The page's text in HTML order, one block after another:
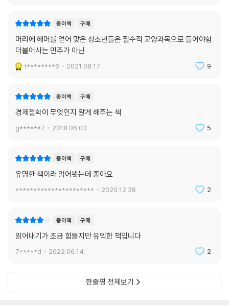
종이책 구매
머리에 해머를 얻어 맞은 청소년들은 필수적 교양과목으로 들어야함
더불어사는 민주가 아닌
t********6 2021.08.17. 9
종이책 구매
경제철학이 무엇인지 알게 해주는 책
g******7 2018.06.03. 5
종이책 구매
유명한 책이라 읽어봣는데 좋아요
********************** 2020.12.28. 2
종이책 구매
읽어내기가 조금 힘들지만 유익한 책입니다
7*****d 2022.06.14. 2
한줄평 전체보기